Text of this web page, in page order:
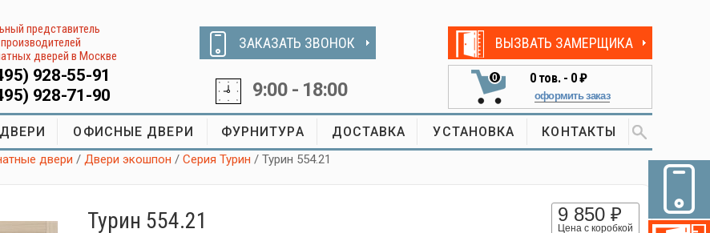
представитель
дверей в Москве
928-55-91
928-71-90
ЗАКАЗАТЬ ЗВОНОК
9:00 - 18:00
ВЫЗВАТЬ ЗАМЕРЩИКА
0 0тов. - 0 ₽
оформить заказ
ОФИСНЫЕ ДВЕРИ ФУРНИТУРА ДОСТАВКА УСТАНОВКА КОНТАКТЫ
двери /Двери экошпон /Серия Турин / Турин 554.21
Турин 554.21 9 850 ₽
Цена с коробкой